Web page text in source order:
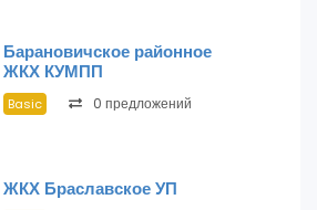
Барановичское районное
ЖКХ КУМПП
Basic 0 предложений
ЖКХ Браславское УП